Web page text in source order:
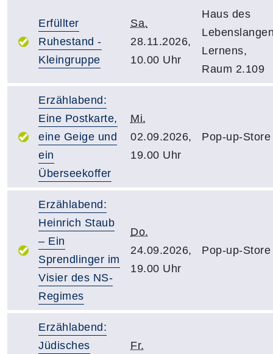
Erfüllter
Ruhestand -
Kleingruppe
Sa.
28.11.2026,
10.00 Uhr
Haus des
Lernens,
Raum 2.109
Erzählabend:
Eine Postkarte,
eine Geige und
ein
Überseekoffer
Mi.
02.09.2026,
19.00 Uhr
Pop-up-Store
Erzählabend:
Heinrich Staub
– Ein
Sprendlinger im
Visier des NS-
Regimes
Do.
24.09.2026,
19.00 Uhr
Pop-up-Store
Erzählabend:
Jüdisches
Fr.